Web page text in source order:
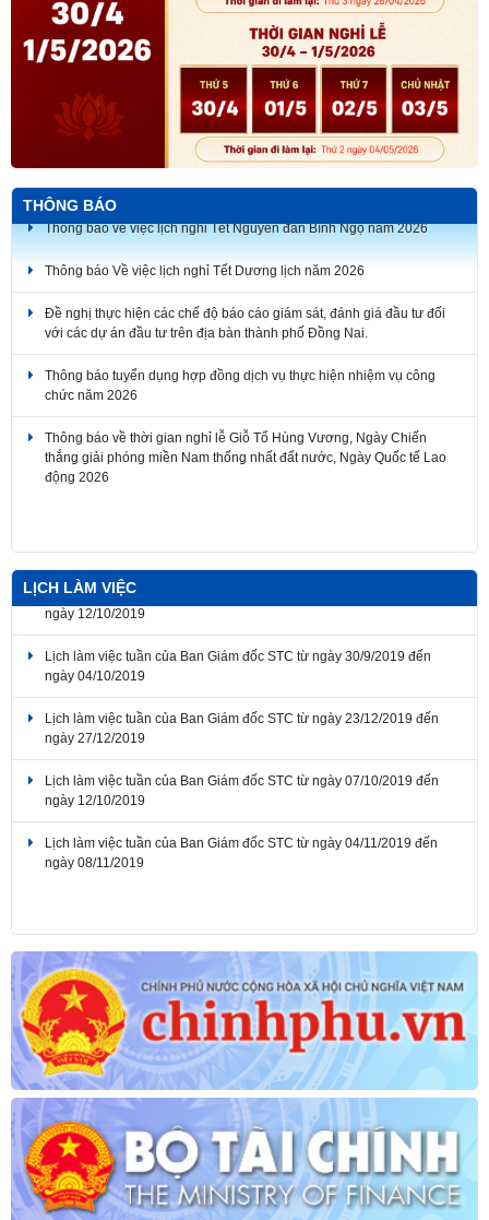
THÔNG BÁO
với các dự án đầu tư trên địa bàn thành phố Đồng Nai.
chức năm 2026
thắng giải phóng miền Nam thống nhất đất nước, Ngày Quốc tế Lao
động 2026
LỊCH LÀM VIỆC
Lịch làm việc tuần của Ban Giám đốc STC từ ngày 30/9/2019 đến
Lịch làm việc tuần của Ban Giám đốc STC từ ngày 23/12/2019 đến
Lịch làm việc tuần của Ban Giám đốc STC từ ngày 07/10/2019 đến
Lịch làm việc tuần của Ban Giám đốc STC từ ngày 04/11/2019 đến
Lịch làm việc tuần của Ban Giám đốc STC từ ngày 07/10/2019 đến